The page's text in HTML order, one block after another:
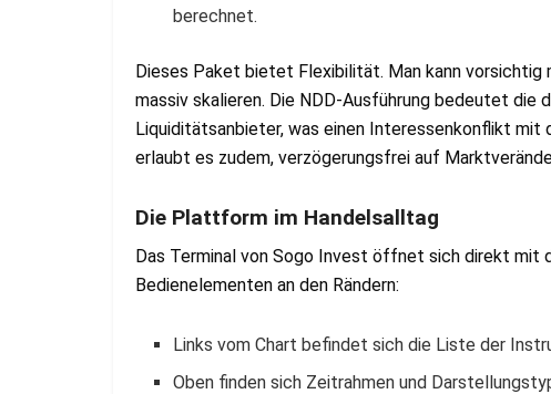
berechnet.
Dieses Paket bietet Flexibilität. Man kann
massiv skalieren. Die NDD-Ausführung bedeutet die
Liquiditätsanbieter, was einen Interessenkonflikt mit
erlaubt es zudem, verzögerungsfrei auf
Die Plattform im Handelsalltag
Das Terminal von Sogo Invest öffnet sich direkt mit
Bedienelementen an den Rändern:
Links vom Chart befindet sich die Liste der
Oben finden sich Zeitrahmen und